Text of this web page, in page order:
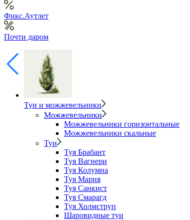
Фикс.Аутлет
Почти даром
Туи и можжевельники
Можжевельники
Можжевельники горизонтальные
Можжевельники скальные
Туи
Туя Брабант
Туя Вагнери
Туя Колумна
Туя Мария
Туя Санкист
Туя Смарагд
Туя Холмструп
Шаровидные туи